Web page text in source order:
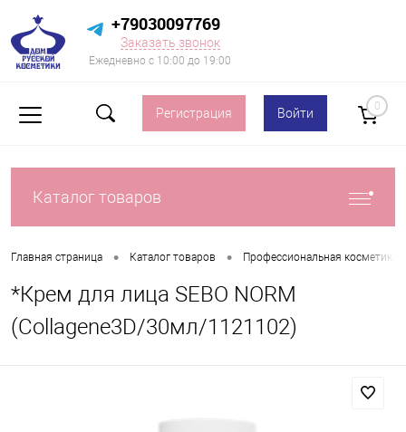
+79030097769
Заказать звонок
Ежедневно с 10:00 до 19:00
Регистрация Войти 0
Каталог товаров
Главная страница • Каталог товаров • Профессиональная косметика
*Крем для лица SEBO NORM
(Collagene3D/30мл/1121102)